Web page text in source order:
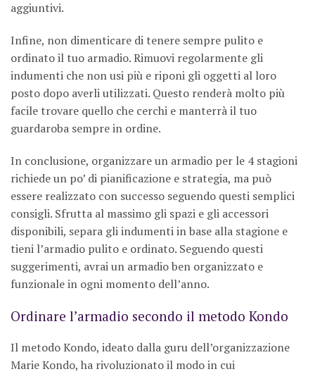
aggiuntivi.
Infine, non dimenticare di tenere sempre pulito e
ordinato il tuo armadio. Rimuovi regolarmente gli
indumenti che non usi più e riponi gli oggetti al loro
posto dopo averli utilizzati. Questo renderà molto più
facile trovare quello che cerchi e manterrà il tuo
guardaroba sempre in ordine.
In conclusione, organizzare un armadio per le 4 stagioni
richiede un po’ di pianificazione e strategia, ma può
essere realizzato con successo seguendo questi semplici
consigli. Sfrutta al massimo gli spazi e gli accessori
disponibili, separa gli indumenti in base alla stagione e
tieni l’armadio pulito e ordinato. Seguendo questi
suggerimenti, avrai un armadio ben organizzato e
funzionale in ogni momento dell’anno.
Ordinare l’armadio secondo il metodo Kondo
Il metodo Kondo, ideato dalla guru dell’organizzazione
Marie Kondo, ha rivoluzionato il modo in cui